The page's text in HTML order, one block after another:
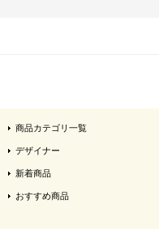
商品カテゴリ一覧
デザイナー
新着商品
おすすめ商品